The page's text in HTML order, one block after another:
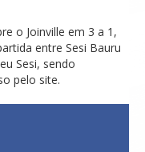
o Joinville em 3 a 1,
entre Sesi Bauru
Sesi, sendo
pelo site.